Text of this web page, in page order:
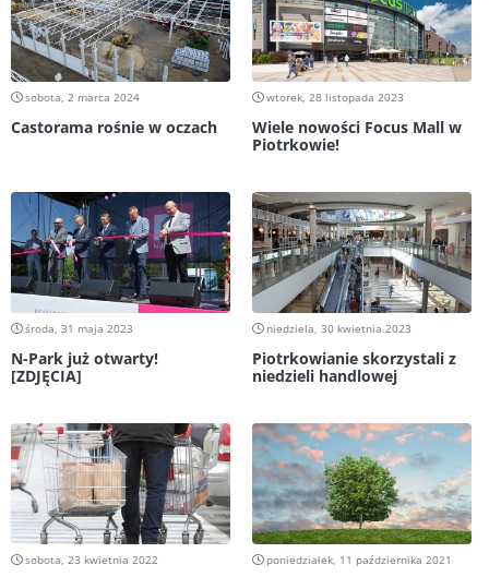
sobota, 2 marca 2024
Castorama rośnie w oczach
wtorek, 28 listopada 2023
Wiele nowości Focus Mall w
Piotrkowie!
środa, 31 maja 2023
N-Park już otwarty!
[ZDJĘCIA]
niedziela, 30 kwietnia 2023
Piotrkowianie skorzystali z
niedzieli handlowej
sobota, 23 kwietnia 2022 poniedziałek, 11 października 2021